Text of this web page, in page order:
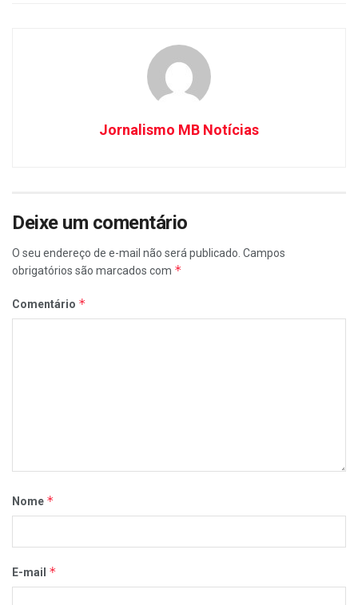
Jornalismo MB Notícias
Deixe um comentário
O seu endereço de e-mail não será publicado. Campos
obrigatórios são marcados com *
Comentário *
Nome *
E-mail *